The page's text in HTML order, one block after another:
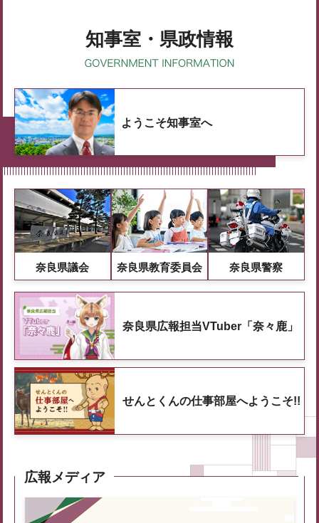
知事室・県政情報
ようこそ知事室へ
奈良県議会 奈良県教育委員会 奈良県警察
奈良県広報担当VTuber「奈々鹿」
せんとくんの仕事部屋へようこそ!!
広報メディア